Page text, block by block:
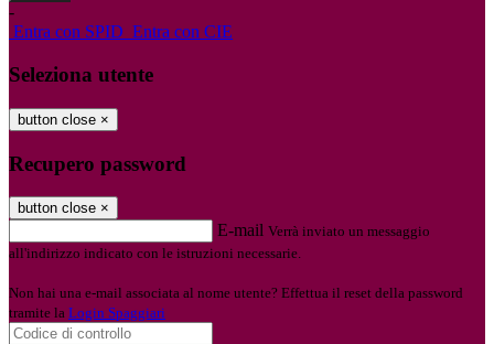
-
Entra con SPID Entra con CIE
Seleziona utente
button close ×
Recupero password
button close ×
E-mail Verrà inviato un messaggio
all'indirizzo indicato con le istruzioni necessarie.
Non hai una e-mail associata al nome utente? Effettua il reset della password
tramite la Login Spaggiari